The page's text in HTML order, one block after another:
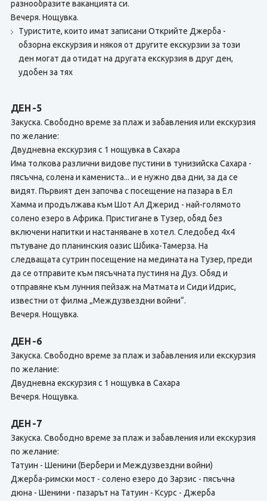
разнообразите ваканцията си.
Вечеря. Нощувка.
Туристите, които имат записани Открийте Джерба -
обзорна екскурзия и някоя от другите екскурзии за този
ден могат да отидат на другата екскурзия в друг ден,
удобен за тях
ДЕН -5
Закуска. Свободно време за плаж и забавления или екскурзия
по желание:
Двудневна екскурзия с 1 нощувка в Сахара
Има толкова различни видове пустини в тунизийска Сахара -
пясъчна, солена и камениста... и е нужно два дни, за да се
видят. Първият ден започва с посещение на пазара в Ел
Хамма и продължава към Шот Ал Джерид - най-голямото
солено езеро в Африка. Пристигане в Тузер, обяд без
включени напитки и настаняване в хотел. Следобед 4х4
пътуване до планинския оазис Шбика-Тамерза. На
следващата сутрин посещение на медината на Тузер, преди
да се отправите към пясъчната пустиня на Дуз. Обяд и
отправяне към лунния пейзаж на Матмата и Сиди Идрис,
известни от филма „Междузвездни войни“.
Вечеря. Нощувка.
ДЕН -6
Закуска. Свободно време за плаж и забавления или екскурзия
по желание:
Двудневна екскурзия с 1 нощувка в Сахара
Вечеря. Нощувка.
ДЕН -7
Закуска. Свободно време за плаж и забавления или екскурзия
по желание:
Татуин - Шенини (Бербери и Междузвездни войни)
Джерба-римски мост - солено езеро до Зарзис - пясъчна
дюна - Шенини - пазарът на Татуин - Ксурс - Джерба